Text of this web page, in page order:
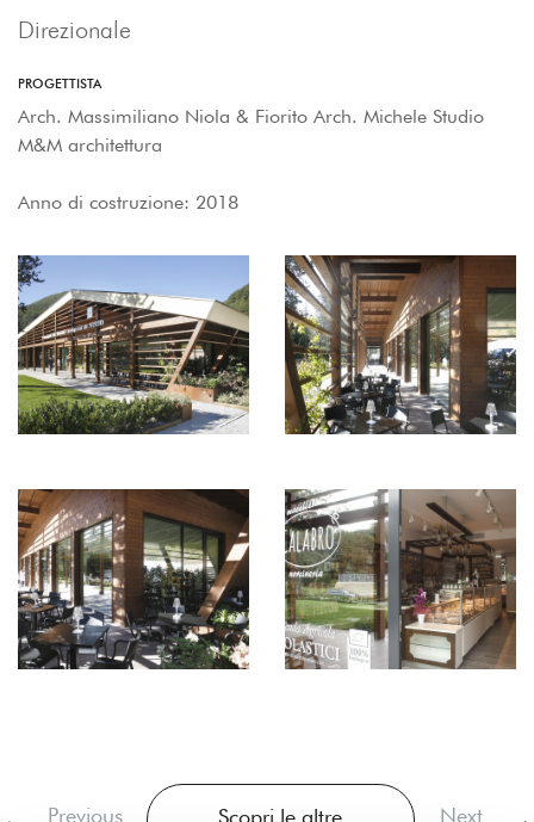
Direzionale
PROGETTISTA
Arch. Massimiliano Niola & Fiorito Arch. Michele Studio
M&M architettura
Anno di costruzione: 2018
Previous
Scopri le altre
Next